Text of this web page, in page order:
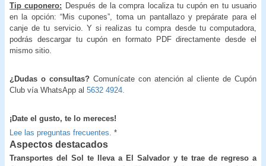
Tip cuponero: Después de la compra localiza tu cupón en tu usuario
en la opción: “Mis cupones”, toma un pantallazo y prepárate para el
canje de tu servicio. Y si realizas tu compra desde tu computadora,
podrás descargar tu cupón en formato PDF directamente desde el
mismo sitio.
¿Dudas o consultas? Comunícate con atención al cliente de Cupón
Club vía WhatsApp al 5632 4924.
¡Date el gusto, te lo mereces!
Lee las preguntas frecuentes. *
Aspectos destacados
Transportes del Sol te lleva a El Salvador y te trae de regreso a